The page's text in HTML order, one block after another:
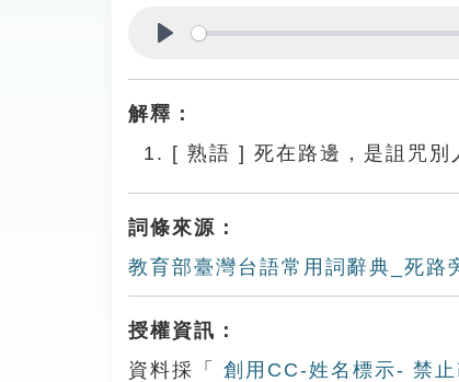
解釋：
[ 熟語 ] 死在路邊，是詛咒別
詞條來源：
教育部臺灣台語常用詞辭典_死路
授權資訊：
資料採「
創用CC-姓名標示- 禁